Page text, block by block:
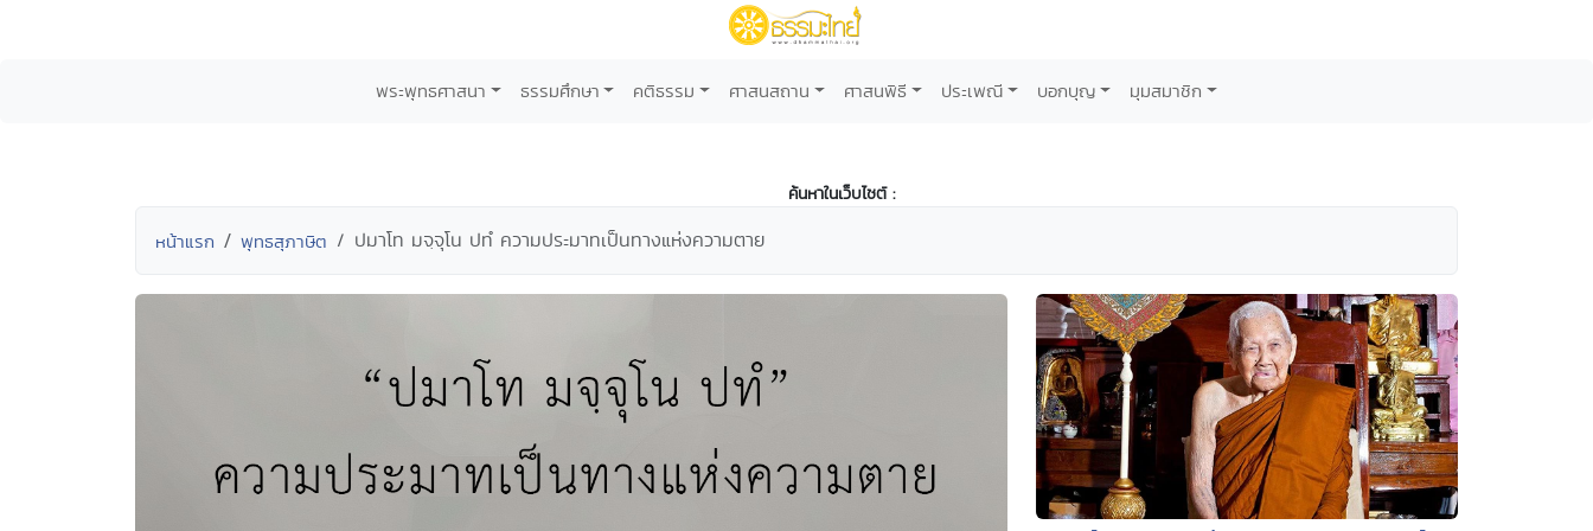
พระพุทธศาสนา ธรรมศึกษา คติธรรม ศาสนสถาน ศาสนพิธี ประเพณี บอกบุญ มุมสมาชิก
ค้นหาในเว็บไซต์ :
หน้าแรก พุทธสุภาษิต ปมาโท มจฺจุโน ปทํ ความประมาทเป็นทางแห่งความตาย